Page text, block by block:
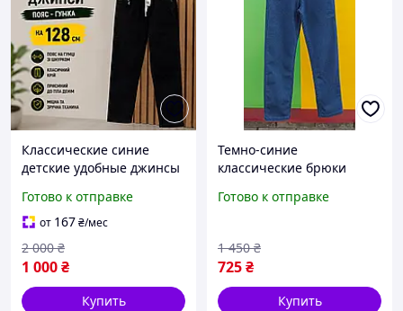
Классические синие
детские удобные джинсы
школьные котоновые
штаны на резинке
мальчику на 128 рост
Готово к отправке
от 167₴/мес
1 000₴
2 000 ₴
Купить
Темно-синие
классические брюки
мальчика подростка
прямые штаны под
ремень
Готово к отправке
725₴
1 450 ₴
Купить